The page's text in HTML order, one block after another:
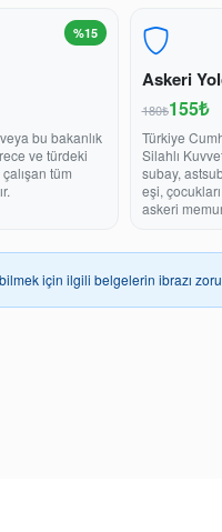
%15
bu bakanlık
ve türdeki
tüm
Askeri
180₺155₺
Türkiye
Silahlı
subay,
eşi,
askeri
için ilgili belgelerin ibrazı